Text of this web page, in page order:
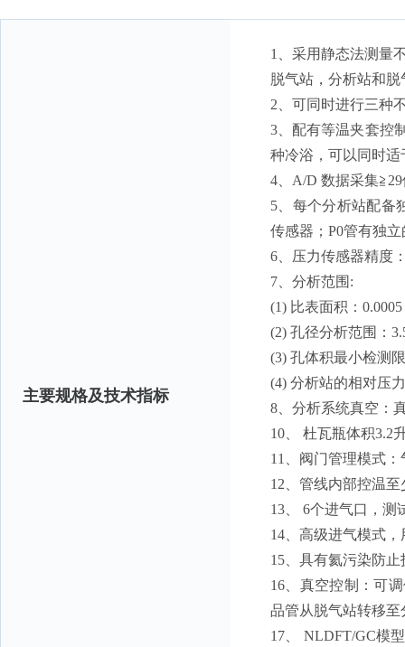
主要规格及技术指标
1、采用静态法测量
脱气站，分析站和
2、可同时进行三种
3、配有等温夹套控
种冷浴，可以同时
4、A/D 数据采集
5、每个分析站配备
传感器；P0管有独
6、压力传感器精度
7、分析范围:
(1) 比表面积：
(2) 孔径分析范围：
(3) 孔体积最小检测
(4) 分析站的相对压
8、分析系统真空：
10、 杜瓦瓶体积3.2
11、阀门管理模式
12、管线内部控温
13、 6个进气口，测
14、高级进气模式
15、具有氦污染防
16、真空控制：可
品管从脱气站转移
17、 NLDFT/GC模